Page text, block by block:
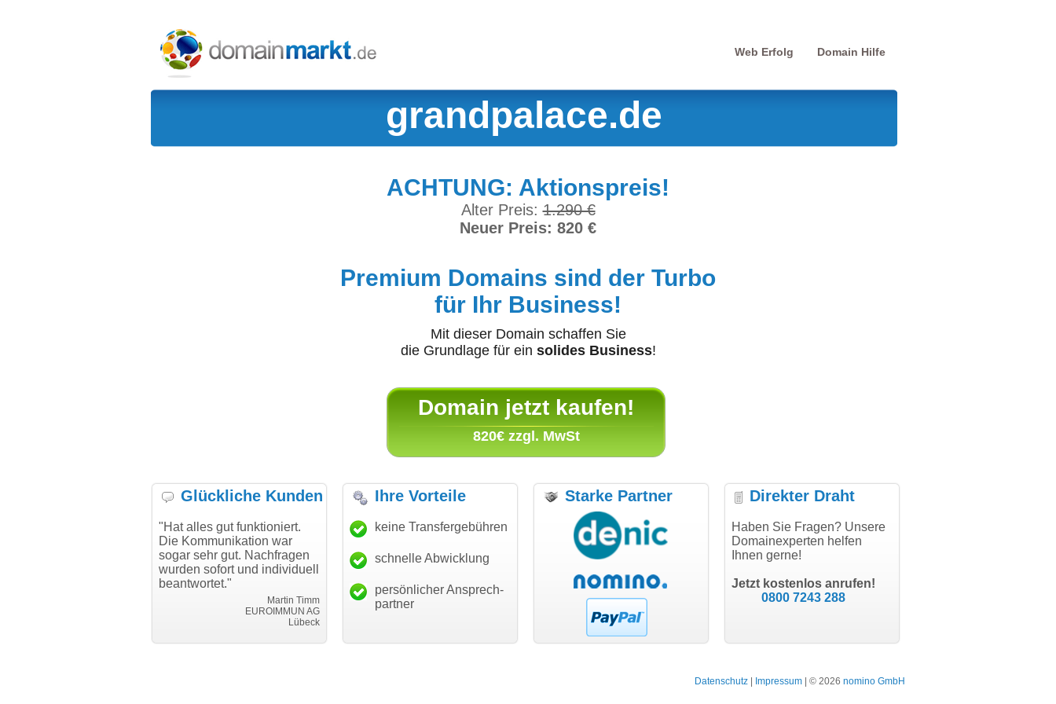
Web Erfolg Domain Hilfe
grandpalace.de
ACHTUNG: Aktionspreis!
Alter Preis:1.290 €
Neuer Preis: 820 €
Premium Domains sind der Turbo
für Ihr Business!
Mit dieser Domain schaffen Sie
die Grundlage für ein solides Business!
Domain jetzt kaufen!
820€ zzgl. MwSt
Glückliche Kunden
"Hat alles gut funktioniert.
Die Kommunikation war
sogar sehr gut. Nachfragen
wurden sofort und individuell
beantwortet."
Martin Timm
EUROIMMUN AG
Lübeck
"Danke für den schnellen
Transfer und guten Service!"
Thomas Schäfer
i can eckert communication GmbH
"Ich bin dankbar, meine
Wunschdomain gefunden zu
haben. Die Domain passt für
hundertprozentig."
Janina Köck
Leben im Einklang
leben-im-einklang.de
"Super Abwicklung, vielen
modern software GbR
Landau an der Isar
"Vielen Dank für den
Ihre Vorteile
keine Transfergebühren
schnelle Abwicklung
persönlicher Ansprech-
partner
Starke Partner Direkter Draht
Haben Sie Fragen? Unsere
Domainexperten helfen
Ihnen gerne!
Jetzt kostenlos anrufen!
0800 7243 288
Datenschutz Impressum | © 2026 nomino GmbH